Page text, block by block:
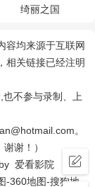
绮丽之国
容均来源于互联网
相关链接已经注明
不参与录制、上
。
谢！）
爱看影院
-360地图-搜狗地